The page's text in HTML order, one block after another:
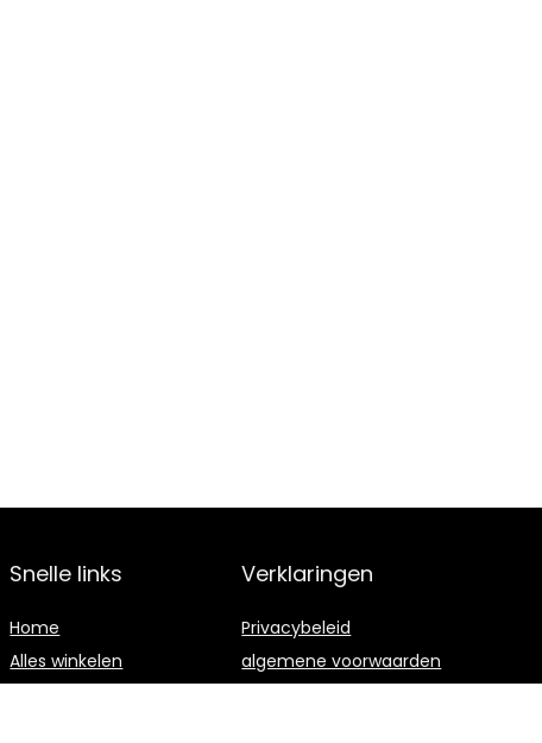
Snelle links
Home
Alles winkelen
Verklaringen
Privacybeleid
algemene voorwaarden